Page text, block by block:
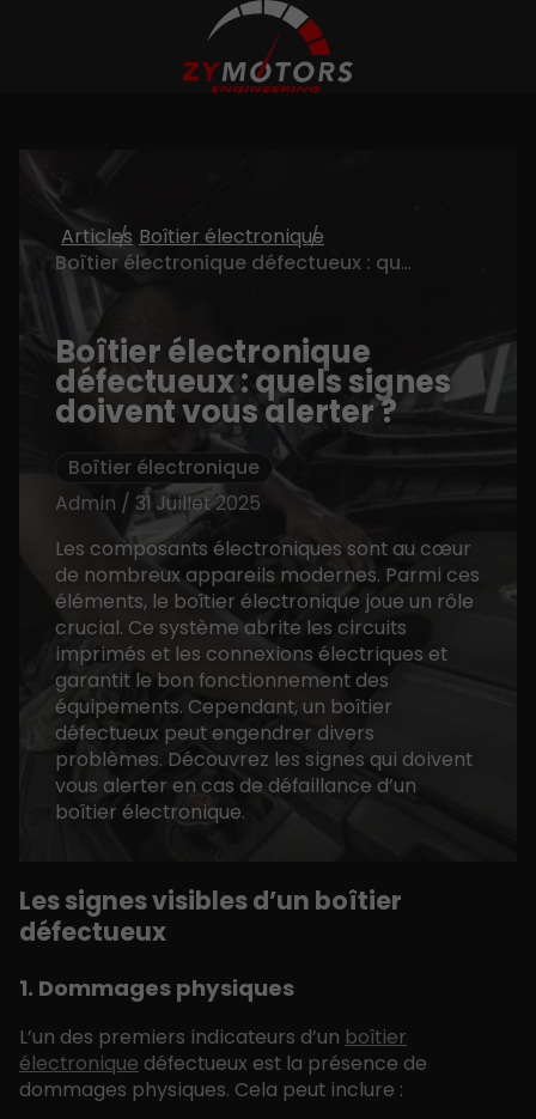
Articles Boîtier électronique
Boîtier électronique défectueux : quels signes doivent vous alerter ?
Boîtier électronique
défectueux : quels signes
doivent vous alerter ?
Boîtier électronique
Admin / 31 Juillet 2025
Les composants électroniques sont au cœur
de nombreux appareils modernes. Parmi ces
éléments, le boîtier électronique joue un rôle
crucial. Ce système abrite les circuits
imprimés et les connexions électriques et
garantit le bon fonctionnement des
équipements. Cependant, un boîtier
défectueux peut engendrer divers
problèmes. Découvrez les signes qui doivent
vous alerter en cas de défaillance d’un
boîtier électronique.
Les signes visibles d’un boîtier
défectueux
1. Dommages physiques
L’un des premiers indicateurs d’un boîtier
électronique défectueux est la présence de
dommages physiques. Cela peut inclure :